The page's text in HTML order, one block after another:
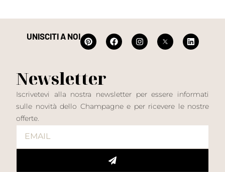
UNISCITI A NOI
Newsletter
Iscrivetevi alla nostra newsletter per essere informati
sulle novità dello Champagne e per ricevere le nostre
offerte.